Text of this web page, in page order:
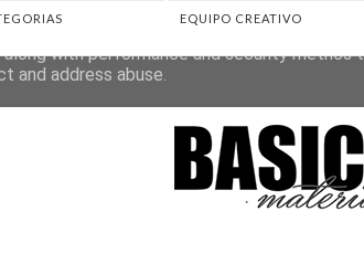
EQUIPO CREATIVO
Google to deliver its services and to
along with performance and security
and address abuse.